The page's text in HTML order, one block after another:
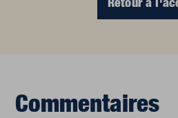
Commentaires